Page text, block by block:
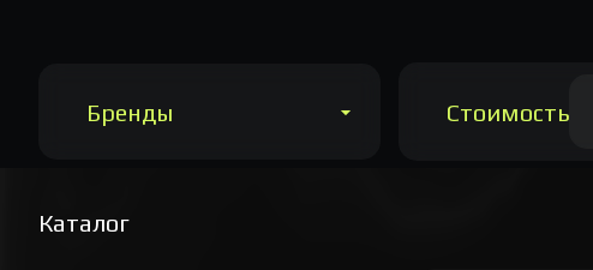
Бренды Стоимость
Каталог